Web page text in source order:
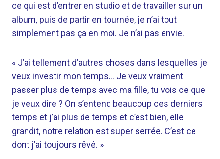
ce qui est d’entrer en studio et de travailler sur un
album, puis de partir en tournée, je n’ai tout
simplement pas ça en moi. Je n’ai pas envie.
« J’ai tellement d’autres choses dans lesquelles je
veux investir mon temps… Je veux vraiment
passer plus de temps avec ma fille, tu vois ce que
je veux dire ? On s’entend beaucoup ces derniers
temps et j’ai plus de temps et c’est bien, elle
grandit, notre relation est super serrée. C’est ce
dont j’ai toujours rêvé. »